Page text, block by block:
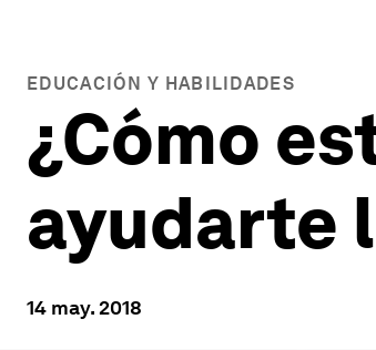
EDUCACIÓN Y HABILIDADES
¿Cómo
ayudarte
14 may. 2018